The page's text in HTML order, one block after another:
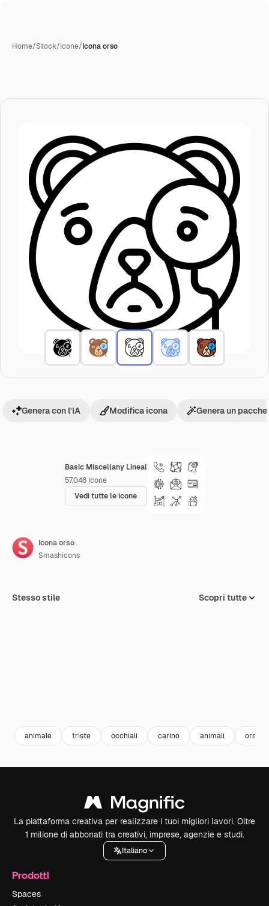
Home/Stock/Icone/Icona orso
Basic Miscellany Lineal
57,048 Icone
Vedi tutte le icone
Genera con l'IA Modifica icona Genera un
Icona orso
Smashicons
Stesso stile Scopri tutte
animale triste occhiali carino animali orso
La piattaforma creativa per realizzare i tuoi migliori lavori. Oltre
1 milione di abbonati tra creativi, imprese, agenzie e studi.
Italiano
Prodotti
Spaces